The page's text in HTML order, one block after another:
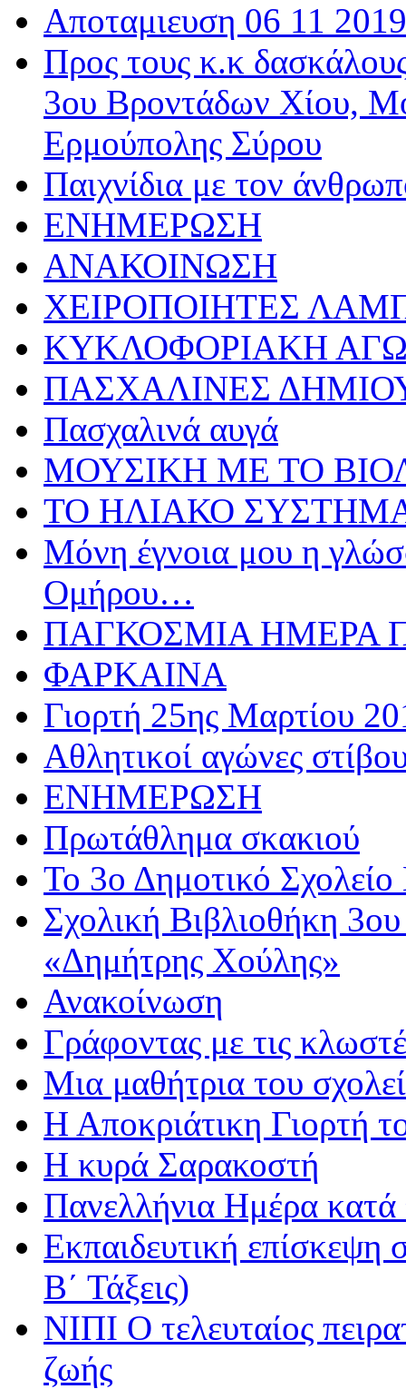
Αποταμιευση 06 11 2019
Προς τους κ.κ
3ου Βροντάδων Χίου,
Ερμούπολης Σύρου
Παιχνίδια με τον
ΕΝΗΜΕΡΩΣΗ
ΑΝΑΚΟΙΝΩΣΗ
ΧΕΙΡΟΠΟΙΗΤΕΣ
ΚΥΚΛΟΦΟΡΙΑΚΗ
ΠΑΣΧΑΛΙΝΕΣ
Πασχαλινά αυγά
ΜΟΥΣΙΚΗ ΜΕ ΤΟ
ΤΟ ΗΛΙΑΚΟ
Μόνη έγνοια μου η
Ομήρου…
ΠΑΓΚΟΣΜΙΑ ΗΜΕΡΑ
ΦΑΡΚΑΙΝΑ
Γιορτή 25ης Μαρτίου
Αθλητικoί αγώνες
ΕΝΗΜΕΡΩΣΗ
Πρωτάθλημα σκακιού
Το 3ο Δημοτικό Σχολείο
Σχολική Βιβλιοθήκη
«Δημήτρης Χούλης»
Ανακοίνωση
Γράφοντας με τις
Μια μαθήτρια του
Η Αποκριάτικη Γιορτή
Η κυρά Σαρακοστή
Πανελλήνια Ημέρα κατά
Εκπαιδευτική επίσκεψη
Β΄ Τάξεις)
ΝΙΠΙ Ο τελευταίος
ζωής